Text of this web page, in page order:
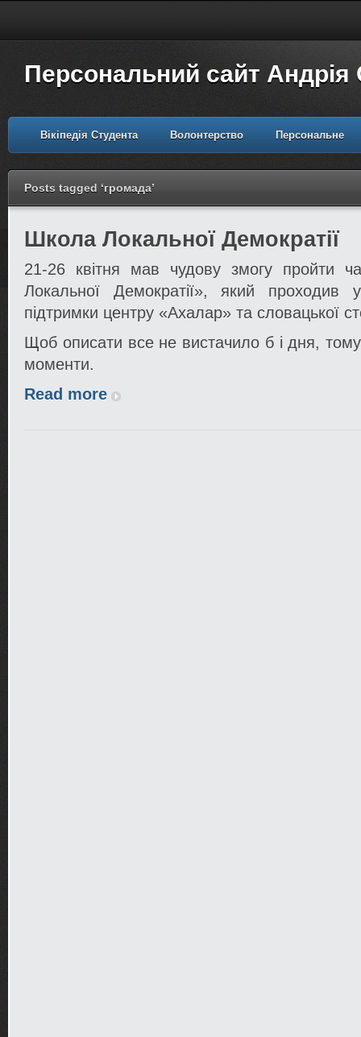
Персональний сайт Андрія
Вікіпедія Студента Волонтерство Персональне
Posts tagged ‘громада’
Школа Локальної Демократії
21-26 квітня мав чудову змогу пройти
Локальної Демократії», який проходив
підтримки центру «Ахалар» та словацької
Щоб описати все не вистачило б і дня,
моменти.
Read more